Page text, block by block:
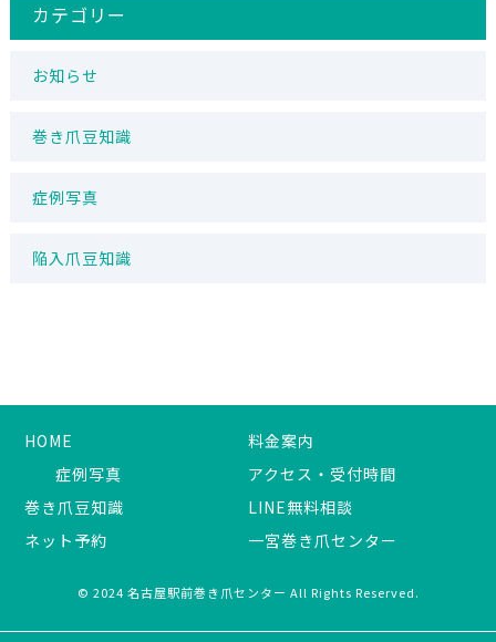
カテゴリー
お知らせ
巻き爪豆知識
症例写真
陥入爪豆知識
HOME
料金案内
症例写真
アクセス・受付時間
巻き爪豆知識
LINE無料相談
ネット予約
一宮巻き爪センター
© 2024 名古屋駅前巻き爪センター All Rights Reserved.